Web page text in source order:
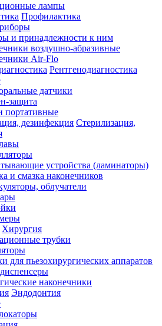
лампы
Профилактика
и принадлежности к ним
воздушно-абразивные
Air-Flo
Рентгенодиагностика
датчики
защита
портативные
Стерилизация,
устройства (ламинаторы)
и смазка наконечников
облучатели
Хирургия
трубки
для пьезохирургических аппаратов
наконечники
Эндодонтия